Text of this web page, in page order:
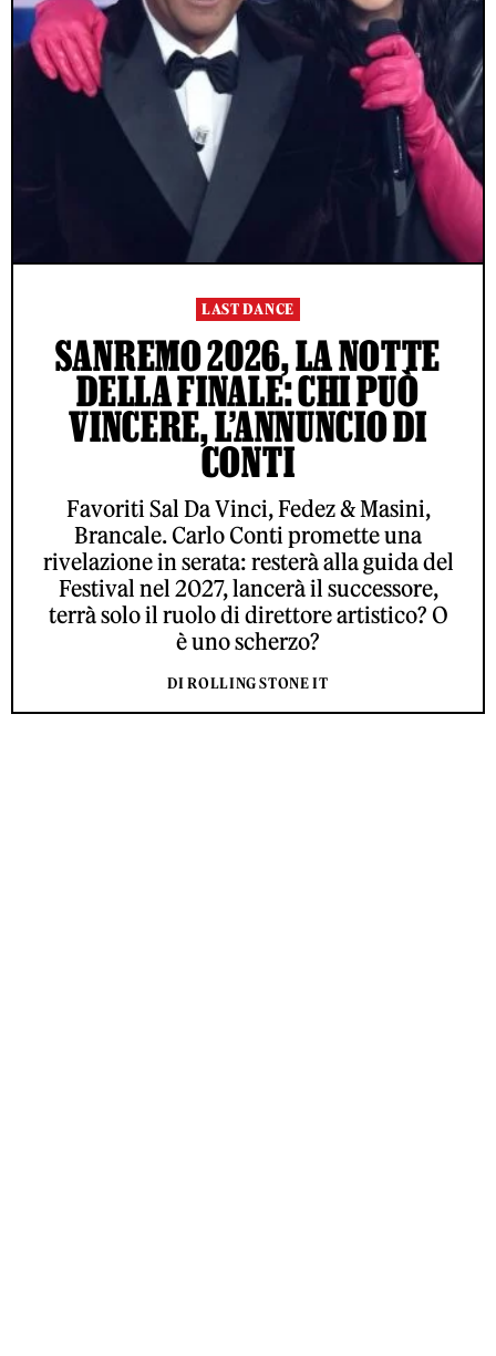
LAST DANCE
SANREMO 2026, LA NOTTE
DELLA FINALE: CHI PUÒ
VINCERE, L’ANNUNCIO DI
CONTI
Favoriti Sal Da Vinci, Fedez & Masini,
Brancale. Carlo Conti promette una
rivelazione in serata: resterà alla guida del
Festival nel 2027, lancerà il successore,
terrà solo il ruolo di direttore artistico? O
è uno scherzo?
DI ROLLING STONE IT